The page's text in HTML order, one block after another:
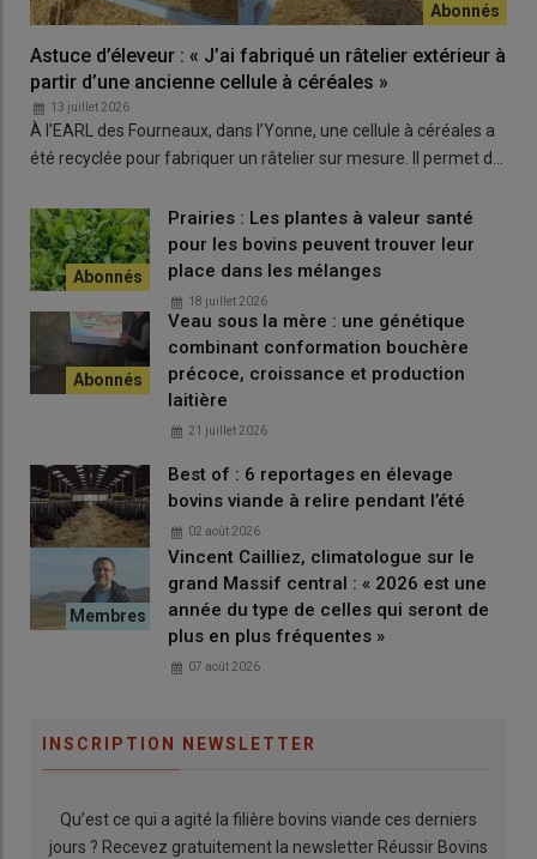
Astuce d’éleveur : « J’ai fabriqué un râtelier extérieur à
partir d’une ancienne cellule à céréales »
13 juillet 2026
À l’EARL des Fourneaux, dans l’Yonne, une cellule à céréales a
été recyclée pour fabriquer un râtelier sur mesure. Il permet d…
Prairies : Les plantes à valeur santé
pour les bovins peuvent trouver leur
place dans les mélanges
18 juillet 2026
Veau sous la mère : une génétique
combinant conformation bouchère
précoce, croissance et production
laitière
21 juillet 2026
Best of : 6 reportages en élevage
bovins viande à relire pendant l’été
02 août 2026
Vincent Cailliez, climatologue sur le
grand Massif central : « 2026 est une
année du type de celles qui seront de
plus en plus fréquentes »
07 août 2026
INSCRIPTION NEWSLETTER
Qu’est ce qui a agité la filière bovins viande ces derniers
jours ? Recevez gratuitement la newsletter Réussir Bovins